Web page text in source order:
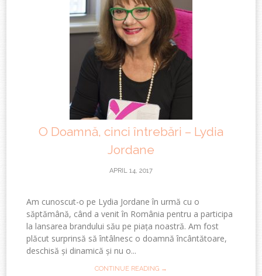
O Doamnă, cinci întrebări – Lydia
Jordane
APRIL 14, 2017
Am cunoscut-o pe Lydia Jordane în urmă cu o
săptămână, când a venit în România pentru a participa
la lansarea brandului său pe piața noastră. Am fost
plăcut surprinsă să întâlnesc o doamnă încântătoare,
deschisă și dinamică și nu o...
CONTINUE READING →